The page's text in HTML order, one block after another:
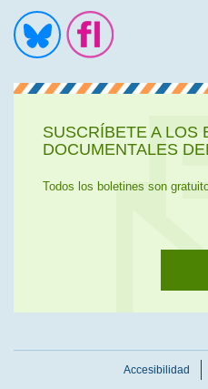
SUSCRÍBETE A LOS
DOCUMENTALES
Todos los boletines son
Accesibilidad